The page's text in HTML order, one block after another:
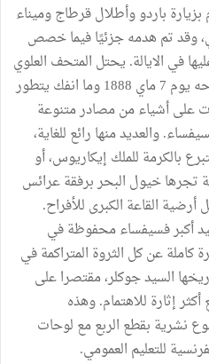
بزيارة باردو وأطلال قرطاج وميناء
وقد تم هدمه جزئيًا فيما خصص
في الايالة. يحتل المتحف العلوي
الحريم السابق للباي الذي تم افتتاحه يوم 7 ماي 1888 وما انفك يتطور
على أشياء من مصادر متنوعة
والعديد منها رائع للغاية،
بالكرمة للملك إيكاريوس، أو
خيول البحر برفقة عرائس
أرضية القاعة الكبرى للأفراح.
أكبر فسيفساء محفوظة في
عن كل الثروة المتراكمة في
السيد جوكلر، مقتصرا على
إثارة للاهتمام. وهذه
نشرية بقطع الربع مع لوحات
للتعليم العمومي.